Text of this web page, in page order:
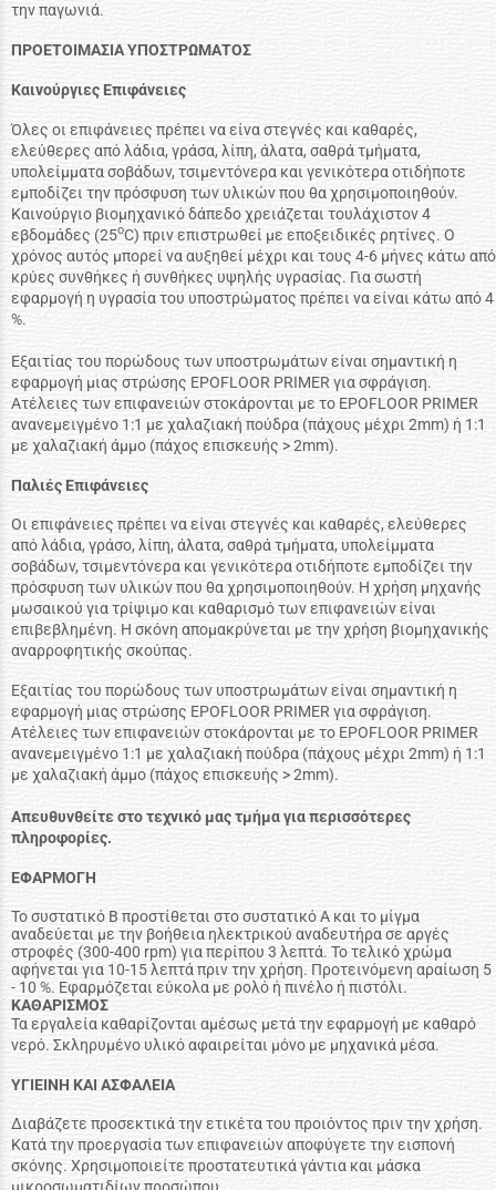
την παγωνιά.
ΠΡΟΕΤΟΙΜΑΣΙΑ ΥΠΟΣΤΡΩΜΑΤΟΣ
Καινούργιες Επιφάνειες
Όλες οι επιφάνειες πρέπει να είνα στεγνές και καθαρές,
ελεύθερες από λάδια, γράσα, λίπη, άλατα, σαθρά τμήματα,
υπολείμματα σοβάδων, τσιμεντόνερα και γενικότερα οτιδήποτε
εμποδίζει την πρόσφυση των υλικών που θα χρησιμοποιηθούν.
Καινούργιο βιομηχανικό δάπεδο χρειάζεται τουλάχιστον 4
εβδομάδες (25οC) πριν επιστρωθεί με εποξειδικές ρητίνες. Ο
χρόνος αυτός μπορεί να αυξηθεί μέχρι και τους 4-6 μήνες κάτω από
κρύες συνθήκες ή συνθήκες υψηλής υγρασίας. Για σωστή
εφαρμογή η υγρασία του υποστρώματος πρέπει να είναι κάτω από 4
%.
Εξαιτίας του πορώδους των υποστρωμάτων είναι σημαντική η
εφαρμογή μιας στρώσης EPOFLOOR PRIMER για σφράγιση.
Ατέλειες των επιφανειών στοκάρονται με το EPOFLOOR PRIMER
ανανεμειγμένο 1:1 με χαλαζιακή πούδρα (πάχους μέχρι 2mm) ή 1:1
με χαλαζιακή άμμο (πάχος επισκευής > 2mm).
Παλιές Επιφάνειες
Οι επιφάνειες πρέπει να είναι στεγνές και καθαρές, ελεύθερες
από λάδια, γράσο, λίπη, άλατα, σαθρά τμήματα, υπολείμματα
σοβάδων, τσιμεντόνερα και γενικότερα οτιδήποτε εμποδίζει την
πρόσφυση των υλικών που θα χρησιμοποιηθούν. Η χρήση μηχανής
μωσαικού για τρίψιμο και καθαρισμό των επιφανειών είναι
επιβεβλημένη. Η σκόνη απομακρύνεται με την χρήση βιομηχανικής
αναρροφητικής σκούπας.
Εξαιτίας του πορώδους των υποστρωμάτων είναι σημαντική η
εφαρμογή μιας στρώσης EPOFLOOR PRIMER για σφράγιση.
Ατέλειες των επιφανειών στοκάρονται με το EPOFLOOR PRIMER
ανανεμειγμένο 1:1 με χαλαζιακή πούδρα (πάχους μέχρι 2mm) ή 1:1
με χαλαζιακή άμμο (πάχος επισκευής > 2mm).
Απευθυνθείτε στο τεχνικό μας τμήμα για περισσότερες
πληροφορίες.
ΕΦΑΡΜΟΓΗ
Το συστατικό Β προστίθεται στο συστατικό Α και το μίγμα
αναδεύεται με την βοήθεια ηλεκτρικού αναδευτήρα σε αργές
στροφές (300-400 rpm) για περίπου 3 λεπτά. Το τελικό χρώμα
αφήνεται για 10-15 λεπτά πριν την χρήση. Προτεινόμενη αραίωση 5
- 10 %. Εφαρμόζεται εύκολα με ρολό ή πινέλο ή πιστόλι.
ΚΑΘΑΡΙΣΜΟΣ
Τα εργαλεία καθαρίζονται αμέσως μετά την εφαρμογή με καθαρό
νερό. Σκληρυμένο υλικό αφαιρείται μόνο με μηχανικά μέσα.
ΥΓΙΕΙΝΗ ΚΑΙ ΑΣΦΑΛΕΙΑ
Διαβάζετε προσεκτικά την ετικέτα του προιόντος πριν την χρήση.
Κατά την προεργασία των επιφανειών αποφύγετε την εισπονή
σκόνης. Χρησιμοποιείτε προστατευτικά γάντια και μάσκα